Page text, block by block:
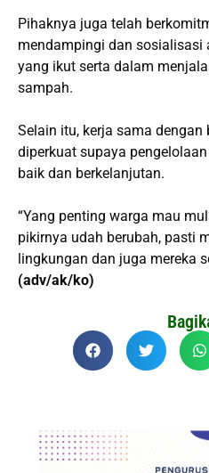
Pihaknya juga telah
mendampingi dan sosialisasi
yang ikut serta dalam
sampah.
Selain itu, kerja sama
diperkuat supaya
baik dan berkelanjutan.
“Yang penting warga mau
pikirnya udah berubah, pasti
lingkungan dan juga mereka
(adv/ak/ko)